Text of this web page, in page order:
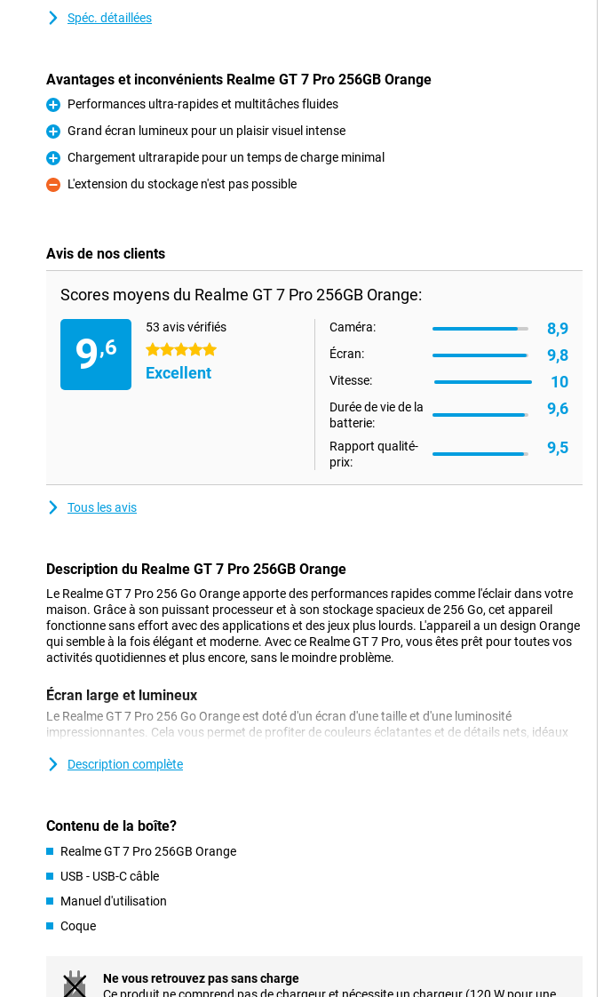
Spéc. détaillées
Avantages et inconvénients Realme GT 7 Pro 256GB Orange
Pour
Performances ultra-rapides et multitâches fluides
Pour
Grand écran lumineux pour un plaisir visuel intense
Pour
Chargement ultrarapide pour un temps de charge minimal
Contre
L'extension du stockage n'est pas possible
Avis de nos clients
Scores moyens du Realme GT 7 Pro 256GB Orange:
9,6
53 avis vérifiés
5 étoiles
Excellent
Caméra: 8,9
Écran: 9,8
Vitesse: 10
Durée de vie de la
batterie:
9,6
Rapport qualité-
prix:
9,5
Tous les avis
Description du Realme GT 7 Pro 256GB Orange
Le Realme GT 7 Pro 256 Go Orange apporte des performances rapides comme l'éclair dans votre
maison. Grâce à son puissant processeur et à son stockage spacieux de 256 Go, cet appareil
fonctionne sans effort avec des applications et des jeux plus lourds. L'appareil a un design Orange
qui semble à la fois élégant et moderne. Avec ce Realme GT 7 Pro, vous êtes prêt pour toutes vos
activités quotidiennes et plus encore, sans le moindre problème.
Écran large et lumineux
Le Realme GT 7 Pro 256 Go Orange est doté d'un écran d'une taille et d'une luminosité
impressionnantes. Cela vous permet de profiter de couleurs éclatantes et de détails nets, idéaux
fassiez défiler les médias sociaux, l'écran offre toujours un plaisir visuel. Grâce à son taux de
Batterie puissante
n'avez donc pas à vous soucier de la charge intermédiaire. Ce smartphone prend également en
charge la charge rapide, ce qui vous permet de reprendre la route en un rien de temps. Le Realme
Stockage spacieux pour tous vos fichiers
atteindre rapidement les limites de stockage. Ce vaste espace de stockage vous permet de
conserver toutes vos applications et souvenirs préférés directement sur votre téléphone.
Description complète
Contenu de la boîte?
Realme GT 7 Pro 256GB Orange
USB - USB-C câble
Manuel d'utilisation
Coque
Ne vous retrouvez pas sans charge